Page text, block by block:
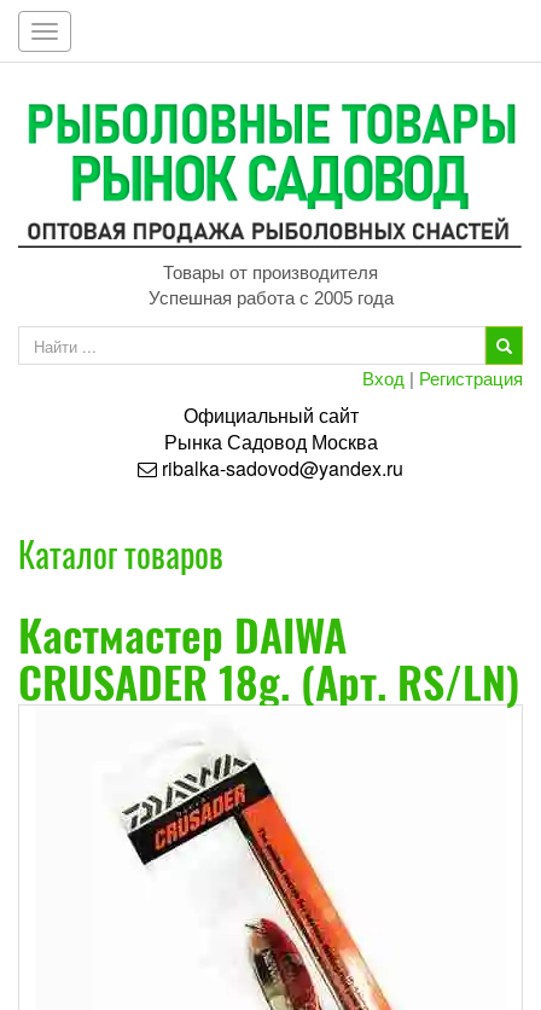
Toggle
navigation
Товары от производителя
Успешная работа с 2005 года
Вход | Регистрация
Официальный сайт
РынкаСадовод Москва
ribalka-sadovod@yandex.ru
Каталог товаров
Кастмастер DAIWA
CRUSADER 18g. (Арт. RS/LN)